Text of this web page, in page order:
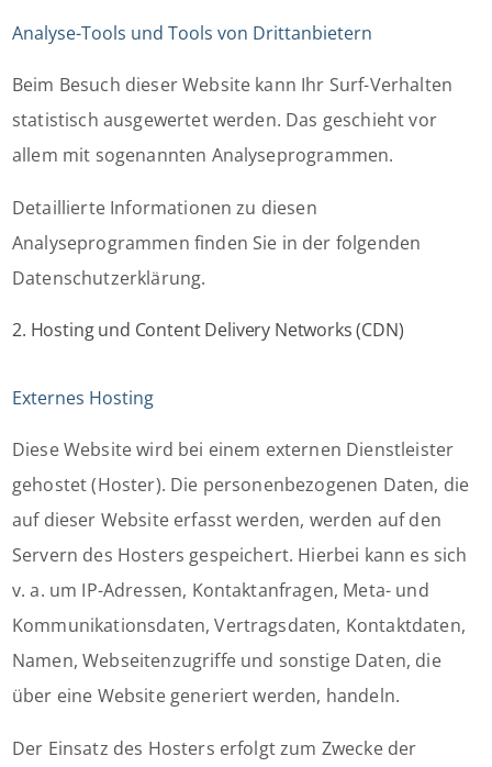
Analyse-Tools und Tools von Dritt­anbietern
Beim Besuch dieser Website kann Ihr Surf-Verhalten
statistisch ausgewertet werden. Das geschieht vor
allem mit sogenannten Analyseprogrammen.
Detaillierte Informationen zu diesen
Analyseprogrammen finden Sie in der folgenden
Datenschutzerklärung.
2. Hosting und Content Delivery Networks (CDN)
Externes Hosting
Diese Website wird bei einem externen Dienstleister
gehostet (Hoster). Die personenbezogenen Daten, die
auf dieser Website erfasst werden, werden auf den
Servern des Hosters gespeichert. Hierbei kann es sich
v. a. um IP-Adressen, Kontaktanfragen, Meta- und
Kommunikationsdaten, Vertragsdaten, Kontaktdaten,
Namen, Webseitenzugriffe und sonstige Daten, die
über eine Website generiert werden, handeln.
Der Einsatz des Hosters erfolgt zum Zwecke der